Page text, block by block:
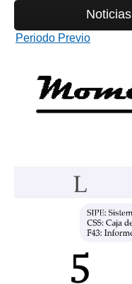
Noticias
Periodo Previo